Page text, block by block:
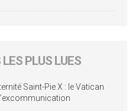
PLUS LUES
Saint-Pie X : le Vatican